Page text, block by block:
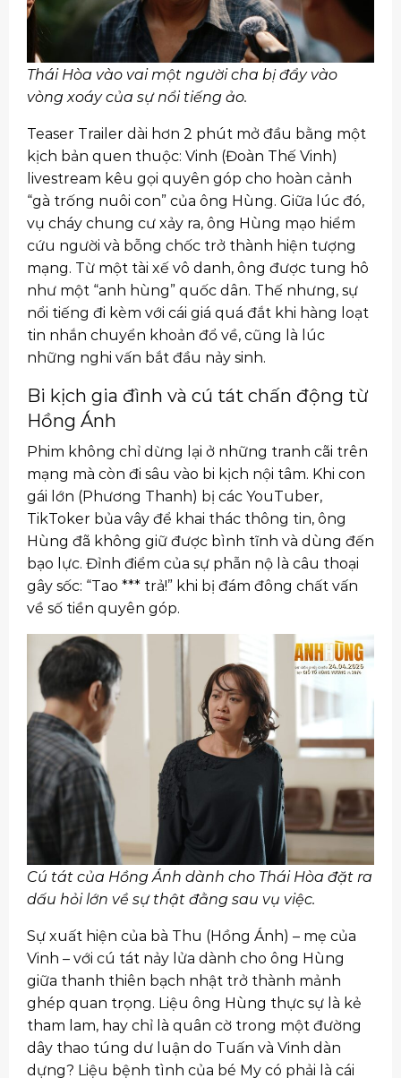
Thái Hòa vào vai một người cha bị đẩy vào
vòng xoáy của sự nổi tiếng ảo.
Teaser Trailer dài hơn 2 phút mở đầu bằng một
kịch bản quen thuộc: Vinh (Đoàn Thế Vinh)
livestream kêu gọi quyên góp cho hoàn cảnh
“gà trống nuôi con” của ông Hùng. Giữa lúc đó,
vụ cháy chung cư xảy ra, ông Hùng mạo hiểm
cứu người và bỗng chốc trở thành hiện tượng
mạng. Từ một tài xế vô danh, ông được tung hô
như một “anh hùng” quốc dân. Thế nhưng, sự
nổi tiếng đi kèm với cái giá quá đắt khi hàng loạt
tin nhắn chuyển khoản đổ về, cũng là lúc
những nghi vấn bắt đầu nảy sinh.
Bi kịch gia đình và cú tát chấn động từ
Hồng Ánh
Phim không chỉ dừng lại ở những tranh cãi trên
mạng mà còn đi sâu vào bi kịch nội tâm. Khi con
gái lớn (Phương Thanh) bị các YouTuber,
TikToker bủa vây để khai thác thông tin, ông
Hùng đã không giữ được bình tĩnh và dùng đến
bạo lực. Đỉnh điểm của sự phẫn nộ là câu thoại
gây sốc: “Tao *** trả!” khi bị đám đông chất vấn
về số tiền quyên góp.
Cú tát của Hồng Ánh dành cho Thái Hòa đặt ra
dấu hỏi lớn về sự thật đằng sau vụ việc.
Sự xuất hiện của bà Thu (Hồng Ánh) – mẹ của
Vinh – với cú tát nảy lửa dành cho ông Hùng
giữa thanh thiên bạch nhật trở thành mảnh
ghép quan trọng. Liệu ông Hùng thực sự là kẻ
tham lam, hay chỉ là quân cờ trong một đường
dây thao túng dư luận do Tuấn và Vinh dàn
dựng? Liệu bệnh tình của bé My có phải là cái